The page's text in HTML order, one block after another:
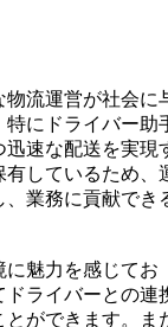
物流運営が社会に
特にドライバー助
迅速な配送を実現
有しているため、
、業務に貢献でき
魅力を感じてお
ドライバーとの連
とができます。ま